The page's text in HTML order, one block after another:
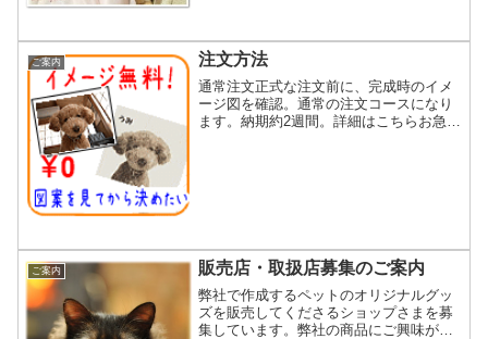
ご案内 注文方法
通常注文正式な注文前に、完成時のイメ
ージ図を確認。通常の注文コースになり
ます。納期約2週間。詳細はこちらお急ぎ
ご案内 販売店・取扱店募集のご案内
弊社で作成するペットのオリジナルグッ
ズを販売してくださるショップさまを募
集しています。弊社の商品にご興味があ